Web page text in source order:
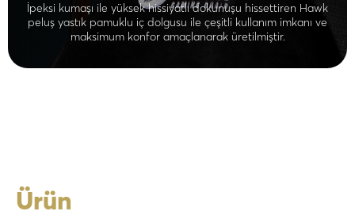
İpeksi kumaşı ile yüksek hissiyatlı dokunuşu hissettiren Hawk
peluş yastık pamuklu iç dolgusu ile çeşitli kullanım imkanı ve
maksimum konfor amaçlanarak üretilmiştir.
Ürün